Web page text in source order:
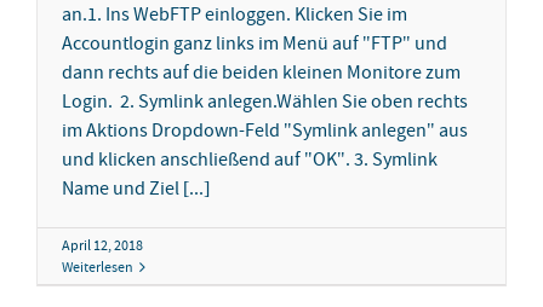
an.1. Ins WebFTP einloggen. Klicken Sie im
Accountlogin ganz links im Menü auf "FTP" und
dann rechts auf die beiden kleinen Monitore zum
Login. 2. Symlink anlegen.Wählen Sie oben rechts
im Aktions Dropdown-Feld "Symlink anlegen" aus
und klicken anschließend auf "OK". 3. Symlink
Name und Ziel [...]
April 12, 2018
Weiterlesen